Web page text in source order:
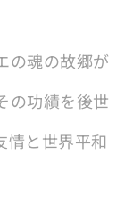
の魂の故郷が
の功績を後世
情と世界平和